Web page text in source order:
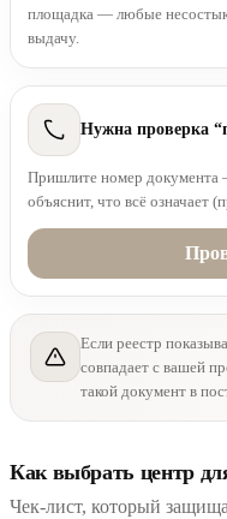
площадка — любые
выдачу.
Нужна проверка
Пришлите номер документа
объяснит, что всё означает
Если реестр
совпадает с вашей
такой документ в
Как выбрать центр
Чек-лист, который